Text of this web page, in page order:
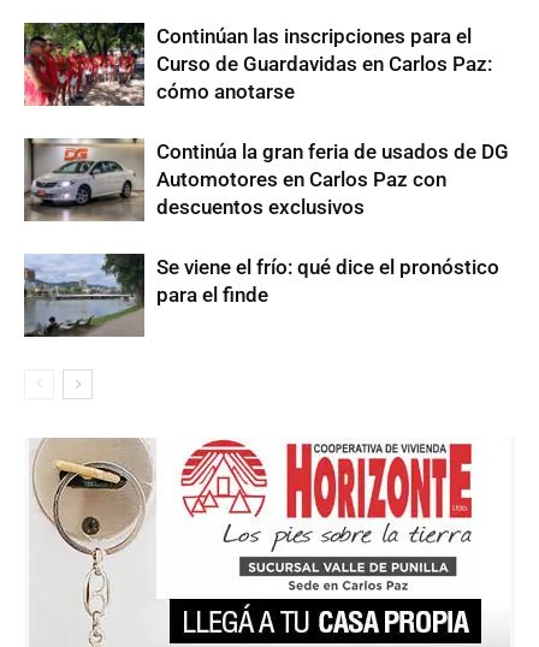
Continúan las inscripciones para el
Curso de Guardavidas en Carlos Paz:
cómo anotarse
Continúa la gran feria de usados de DG
Automotores en Carlos Paz con
descuentos exclusivos
Se viene el frío: qué dice el pronóstico
para el finde